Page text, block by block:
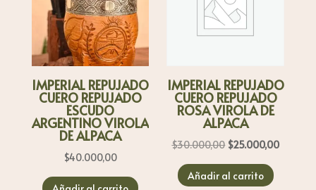
IMPERIAL REPUJADO
CUERO REPUJADO
ESCUDO
ARGENTINO VIROLA
DE ALPACA
$40.000,00
IMPERIAL REPUJADO
CUERO REPUJADO
ROSA VIROLA DE
ALPACA
$30.000,00 El
precio
original
$25.000,00El
Añadir al carrito